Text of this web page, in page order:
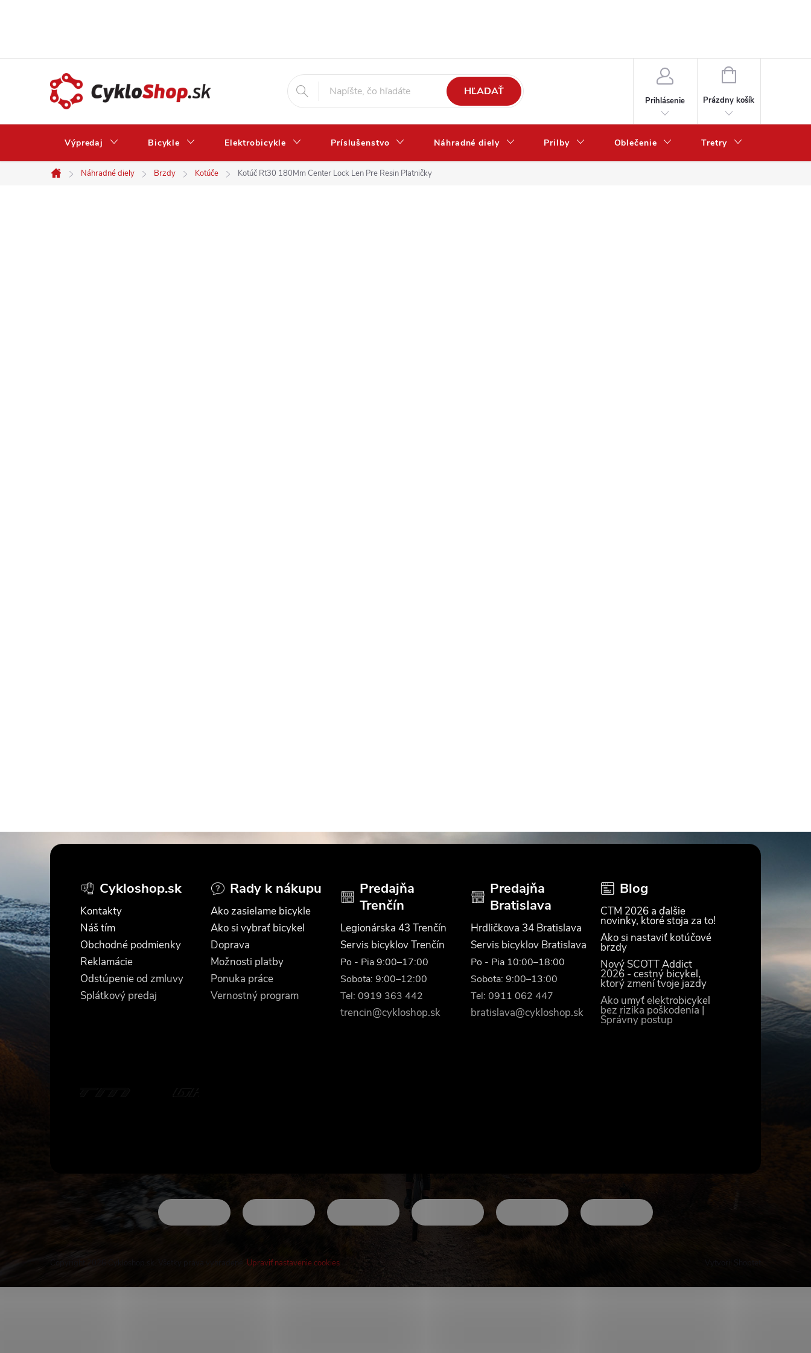
HĽADAŤ
Prihlásenie
NÁKUPNÝ
Prázdny košík
Výpredaj Bicykle Elektrobicykle Príslušenstvo Náhradné diely Prilby Oblečenie Tretry
Domov
Náhradné diely Brzdy Kotúče Kotúč Rt30 180Mm Center Lock Len Pre Resin Platničky
p
ä
Cykloshop.sk
Kontakty
Náš tím
Obchodné podmienky
Reklamácie
Odstúpenie od zmluvy
Splátkový predaj
Rady k nákupu
Ako zasielame bicykle
Ako si vybrať bicykel
Doprava
Možnosti platby
Ponuka práce
Vernostný program
Predajňa
Trenčín
Legionárska 43 Trenčín
Servis bicyklov Trenčín
Po - Pia 9:00–17:00
Sobota: 9:00–12:00
Tel: 0919 363 442
trencin@cykloshop.sk
Predajňa
Bratislava
Hrdličkova 34 Bratislava
Servis bicyklov Bratislava
Po - Pia 10:00–18:00
Sobota: 9:00–13:00
Tel: 0911 062 447
bratislava@cykloshop.sk
Blog
CTM 2026 a ďalšie
novinky, ktoré stoja za to!
Ako si nastaviť kotúčové
brzdy
Nový SCOTT Addict
2026 - cestný bicykel,
ktorý zmení tvoje jazdy
Ako umyť elektrobicykel
bez rizika poškodenia |
Správny postup
Upraviť nastavenie cookies